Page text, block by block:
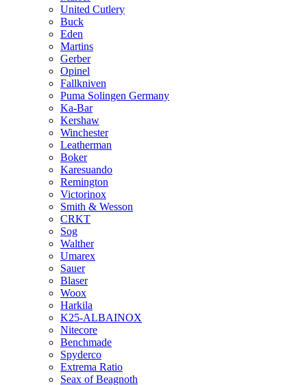
United Cutlery
Buck
Eden
Martins
Gerber
Opinel
Fallkniven
Puma Solingen Germany
Ka-Bar
Kershaw
Winchester
Leatherman
Boker
Karesuando
Remington
Victorinox
Smith & Wesson
CRKT
Sog
Walther
Umarex
Sauer
Blaser
Woox
Harkila
K25-ALBAINOX
Nitecore
Benchmade
Spyderco
Extrema Ratio
Seax of Beagnoth